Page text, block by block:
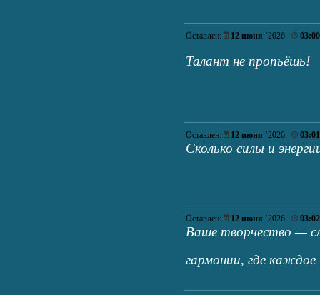
Оставлен: 12 июня ’2026 03:00
Талант не пропьёшь!
Оставлен: 12 июня ’2026 03:01
Сколько силы и
Оставлен: 12 июня ’2026 03:02
Ваше творчество —
гармонии, где